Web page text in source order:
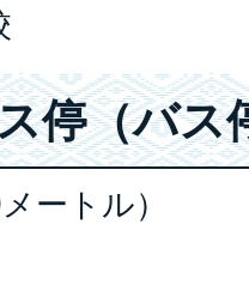
停（バス
ートル）